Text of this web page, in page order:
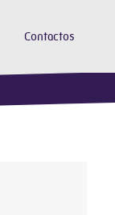
Contactos